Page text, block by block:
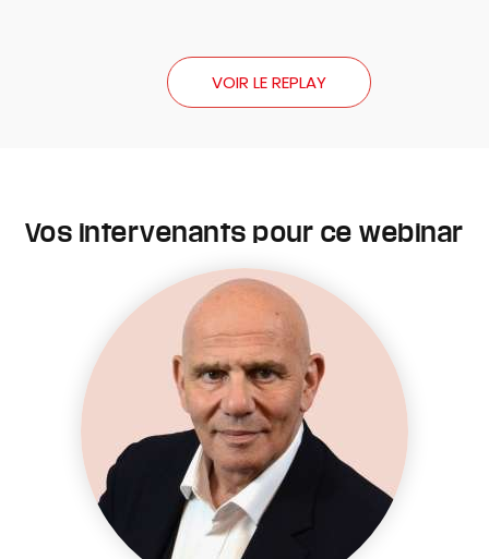
VOIR LE REPLAY
Vos intervenants pour ce webinar